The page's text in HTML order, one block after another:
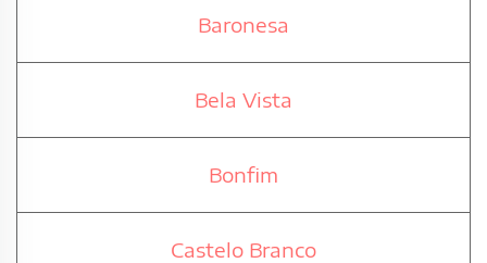
Baronesa
Bela Vista
Bonfim
Castelo Branco